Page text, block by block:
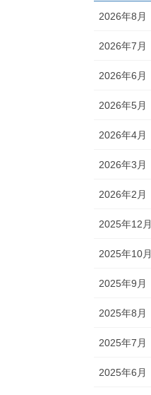
2026年8月
2026年7月
2026年6月
2026年5月
2026年4月
2026年3月
2026年2月
2025年12月
2025年10月
2025年9月
2025年8月
2025年7月
2025年6月